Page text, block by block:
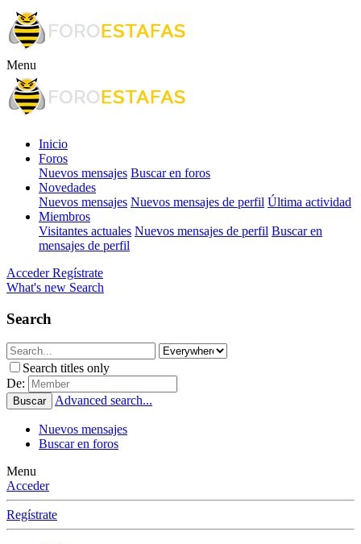
Menu
Inicio
Foros
Nuevos mensajes Buscar en foros
Novedades
Nuevos mensajes Nuevos mensajes de perfil Última actividad
Miembros
Visitantes actuales Nuevos mensajes de perfil Buscar en
mensajes de perfil
Acceder Regístrate
What's new Search
Search
Search titles only
De:
Buscar Advanced search...
Nuevos mensajes
Buscar en foros
Menu
Acceder
Regístrate